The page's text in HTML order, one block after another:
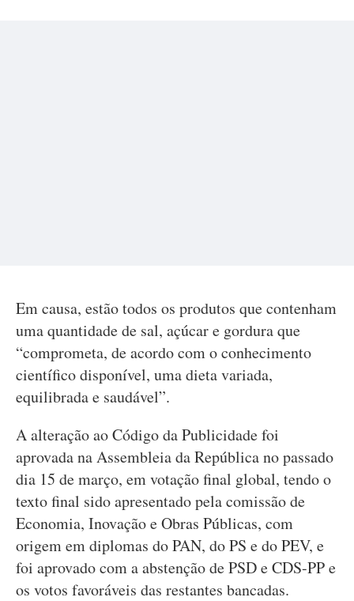
Em causa, estão todos os produtos que contenham
uma quantidade de sal, açúcar e gordura que
“comprometa, de acordo com o conhecimento
científico disponível, uma dieta variada,
equilibrada e saudável”.
A alteração ao Código da Publicidade foi
aprovada na Assembleia da República no passado
dia 15 de março, em votação final global, tendo o
texto final sido apresentado pela comissão de
Economia, Inovação e Obras Públicas, com
origem em diplomas do PAN, do PS e do PEV, e
foi aprovado com a abstenção de PSD e CDS-PP e
os votos favoráveis das restantes bancadas.